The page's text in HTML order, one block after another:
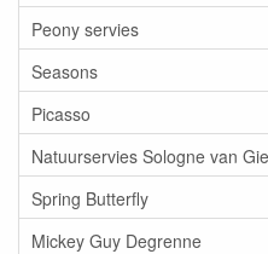
Peony servies
Seasons
Picasso
Natuurservies Sologne van
Spring Butterfly
Mickey Guy Degrenne